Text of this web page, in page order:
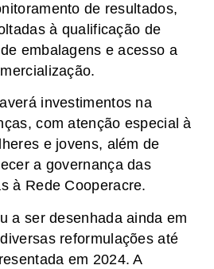
de resultados,
à qualificação de
embalagens e acesso a
investimentos na
com atenção especial à
e jovens, além de
a governança das
à Rede Cooperacre.
a ser desenhada ainda em
reformulações até
em 2024. A